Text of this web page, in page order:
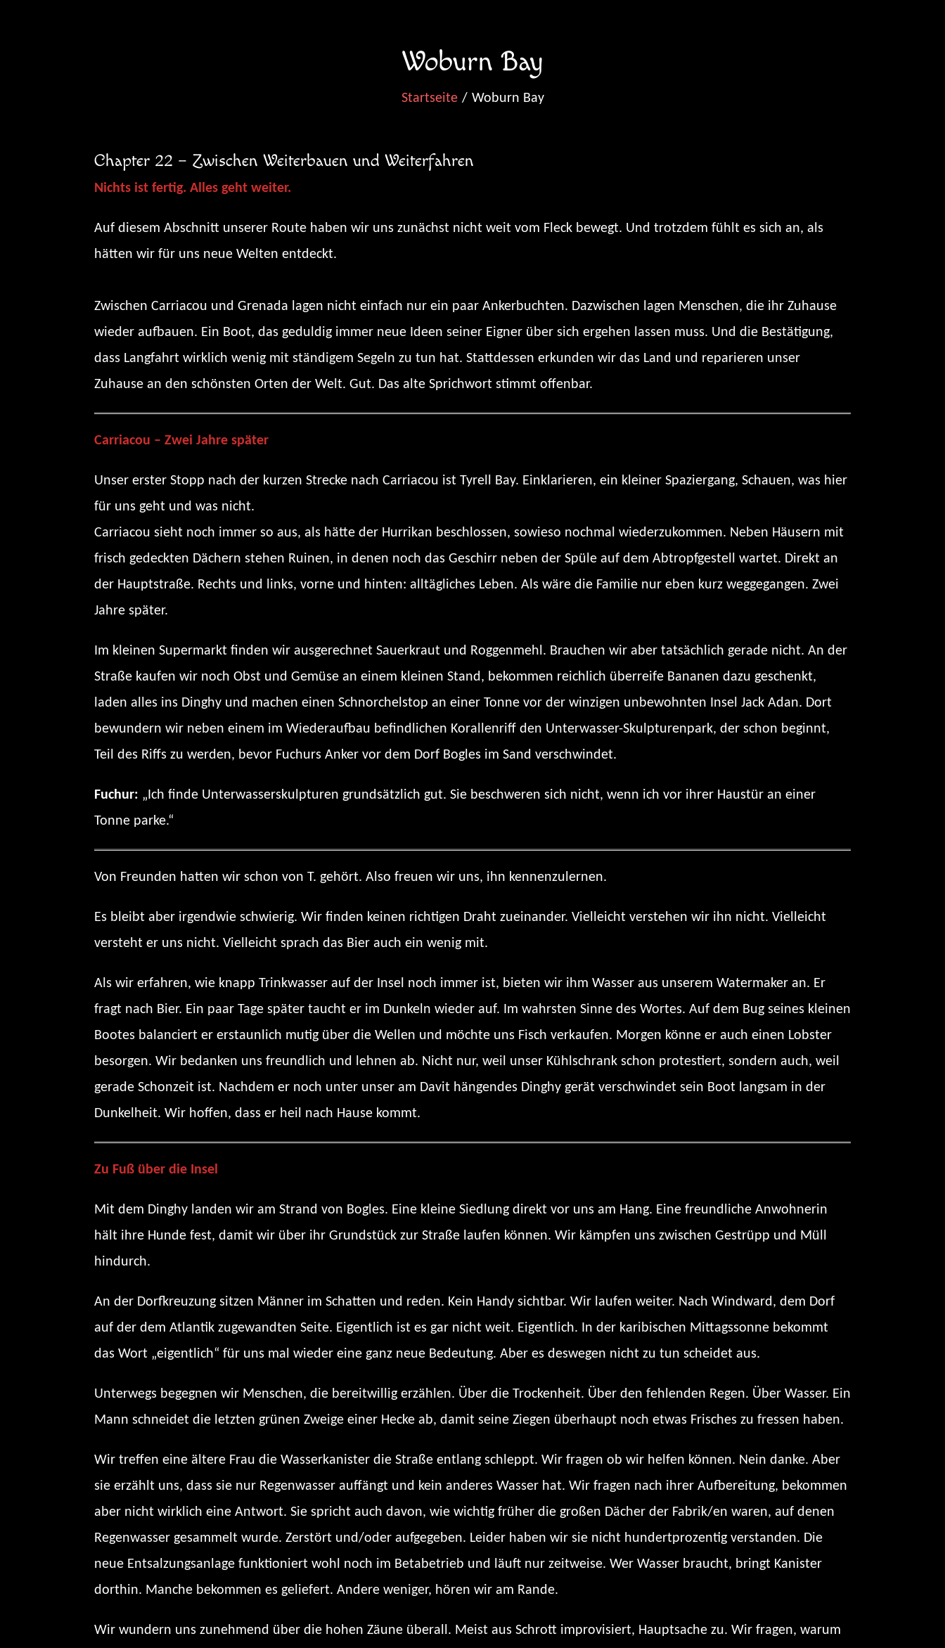
Woburn Bay
Startseite Woburn Bay
Chapter 22 – Zwischen Weiterbauen und Weiterfahren
Nichts ist fertig. Alles geht weiter.
Auf diesem Abschnitt unserer Route haben wir uns zunächst nicht weit vom Fleck bewegt. Und trotzdem fühlt es sich an, als
hätten wir für uns neue Welten entdeckt.
Zwischen Carriacou und Grenada lagen nicht einfach nur ein paar Ankerbuchten. Dazwischen lagen Menschen, die ihr Zuhause
wieder aufbauen. Ein Boot, das geduldig immer neue Ideen seiner Eigner über sich ergehen lassen muss. Und die Bestätigung,
dass Langfahrt wirklich wenig mit ständigem Segeln zu tun hat. Stattdessen erkunden wir das Land und reparieren unser
Zuhause an den schönsten Orten der Welt. Gut. Das alte Sprichwort stimmt offenbar.
Carriacou – Zwei Jahre später
Unser erster Stopp nach der kurzen Strecke nach Carriacou ist Tyrell Bay. Einklarieren, ein kleiner Spaziergang, Schauen, was hier
für uns geht und was nicht.
Carriacou sieht noch immer so aus, als hätte der Hurrikan beschlossen, sowieso nochmal wiederzukommen. Neben Häusern mit
frisch gedeckten Dächern stehen Ruinen, in denen noch das Geschirr neben der Spüle auf dem Abtropfgestell wartet. Direkt an
der Hauptstraße. Rechts und links, vorne und hinten: alltägliches Leben. Als wäre die Familie nur eben kurz weggegangen. Zwei
Jahre später.
Im kleinen Supermarkt finden wir ausgerechnet Sauerkraut und Roggenmehl. Brauchen wir aber tatsächlich gerade nicht. An der
Straße kaufen wir noch Obst und Gemüse an einem kleinen Stand, bekommen reichlich überreife Bananen dazu geschenkt,
laden alles ins Dinghy und machen einen Schnorchelstop an einer Tonne vor der winzigen unbewohnten Insel Jack Adan. Dort
bewundern wir neben einem im Wiederaufbau befindlichen Korallenriff den Unterwasser-Skulpturenpark, der schon beginnt,
Teil des Riffs zu werden, bevor Fuchurs Anker vor dem Dorf Bogles im Sand verschwindet.
Fuchur: „Ich finde Unterwasserskulpturen grundsätzlich gut. Sie beschweren sich nicht, wenn ich vor ihrer Haustür an einer
Tonne parke.“
Von Freunden hatten wir schon von T. gehört. Also freuen wir uns, ihn kennenzulernen.
Es bleibt aber irgendwie schwierig. Wir finden keinen richtigen Draht zueinander. Vielleicht verstehen wir ihn nicht. Vielleicht
versteht er uns nicht. Vielleicht sprach das Bier auch ein wenig mit.
Als wir erfahren, wie knapp Trinkwasser auf der Insel noch immer ist, bieten wir ihm Wasser aus unserem Watermaker an. Er
fragt nach Bier. Ein paar Tage später taucht er im Dunkeln wieder auf. Im wahrsten Sinne des Wortes. Auf dem Bug seines kleinen
Bootes balanciert er erstaunlich mutig über die Wellen und möchte uns Fisch verkaufen. Morgen könne er auch einen Lobster
besorgen. Wir bedanken uns freundlich und lehnen ab. Nicht nur, weil unser Kühlschrank schon protestiert, sondern auch, weil
gerade Schonzeit ist. Nachdem er noch unter unser am Davit hängendes Dinghy gerät verschwindet sein Boot langsam in der
Dunkelheit. Wir hoffen, dass er heil nach Hause kommt.
Zu Fuß über die Insel
Mit dem Dinghy landen wir am Strand von Bogles. Eine kleine Siedlung direkt vor uns am Hang. Eine freundliche Anwohnerin
hält ihre Hunde fest, damit wir über ihr Grundstück zur Straße laufen können. Wir kämpfen uns zwischen Gestrüpp und Müll
hindurch.
An der Dorfkreuzung sitzen Männer im Schatten und reden. Kein Handy sichtbar. Wir laufen weiter. Nach Windward, dem Dorf
auf der dem Atlantik zugewandten Seite. Eigentlich ist es gar nicht weit. Eigentlich. In der karibischen Mittagssonne bekommt
das Wort „eigentlich“ für uns mal wieder eine ganz neue Bedeutung. Aber es deswegen nicht zu tun scheidet aus.
Unterwegs begegnen wir Menschen, die bereitwillig erzählen. Über die Trockenheit. Über den fehlenden Regen. Über Wasser. Ein
Mann schneidet die letzten grünen Zweige einer Hecke ab, damit seine Ziegen überhaupt noch etwas Frisches zu fressen haben.
Wir treffen eine ältere Frau die Wasserkanister die Straße entlang schleppt. Wir fragen ob wir helfen können. Nein danke. Aber
sie erzählt uns, dass sie nur Regenwasser auffängt und kein anderes Wasser hat. Wir fragen nach ihrer Aufbereitung, bekommen
aber nicht wirklich eine Antwort. Sie spricht auch davon, wie wichtig früher die großen Dächer der Fabrik/en waren, auf denen
Regenwasser gesammelt wurde. Zerstört und/oder aufgegeben. Leider haben wir sie nicht hundertprozentig verstanden. Die
neue Entsalzungsanlage funktioniert wohl noch im Betabetrieb und läuft nur zeitweise. Wer Wasser braucht, bringt Kanister
dorthin. Manche bekommen es geliefert. Andere weniger, hören wir am Rande.
Wir wundern uns zunehmend über die hohen Zäune überall. Meist aus Schrott improvisiert, Hauptsache zu. Wir fragen, warum